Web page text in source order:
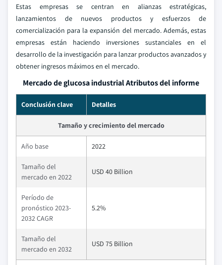
Estas empresas se centran en alianzas estratégicas,
lanzamientos de nuevos productos y esfuerzos de
comercialización para la expansión del mercado. Además, estas
empresas están haciendo inversiones sustanciales en el
desarrollo de la investigación para lanzar productos avanzados y
obtener ingresos máximos en el mercado.
Mercado de glucosa industrial Atributos del informe
Conclusión clave Detalles
Tamaño y crecimiento del mercado
Año base 2022
Tamaño del
mercado en 2022
USD 40 Billion
Período de
pronóstico 2023-
2032 CAGR
5.2%
Tamaño del
mercado en 2032
USD 75 Billion